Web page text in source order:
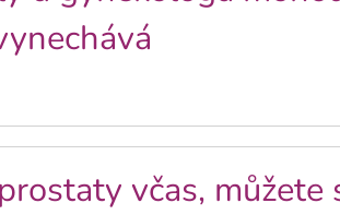
včas, můžete